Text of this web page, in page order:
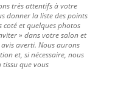
très attentifs à votre
donner la liste des points
coté et quelques photos
» dans votre salon et
averti. Nous aurons
et, si nécessaire, nous
que vous